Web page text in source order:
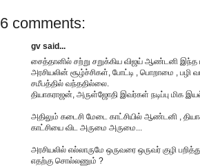
6 comments:
gv said...
சைத்தானில் சற்று சறுக்கிய விஜய் ஆண்டனி இந்த
அரசியலின் சூழ்ச்சிகள், போட்டி , பொறாமை ,
சமீபத்தில் வந்ததில்லை.
தியாகராஜன், அருள்ஜோதி இவர்கள் நடிப்பு மிக
அதிலும் கடைசி மேடை காட்சியில் ஆண்டனி ,
காட்சியை விட அருமை அருமை...
அரசியலில் எல்லாருமே ஒருவரை ஒருவர் குழி
எதற்கு சொல்லணும் ?